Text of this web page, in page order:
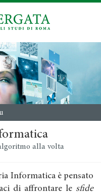
alla volta
Informatica è pensato
di affrontare le sfide